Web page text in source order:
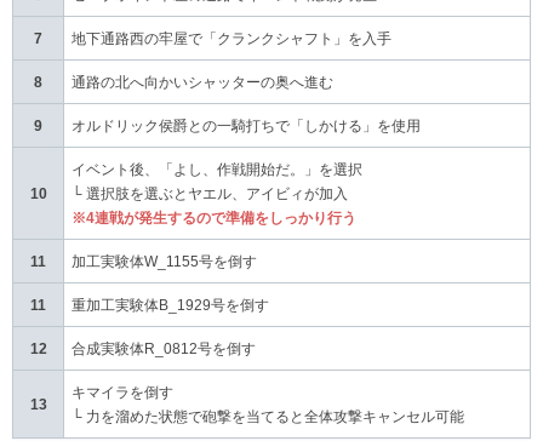
7 地下通路西の牢屋で「クランクシャフト」を入手
8 通路の北へ向かいシャッターの奥へ進む
9 オルドリック侯爵との一騎打ちで「しかける」を使用
10
イベント後、「よし、作戦開始だ。」を選択
└ 選択肢を選ぶとヤエル、アイビィが加入
※4連戦が発生するので準備をしっかり行う
11 加工実験体W_1155号を倒す
11 重加工実験体B_1929号を倒す
12 合成実験体R_0812号を倒す
13
キマイラを倒す
└ 力を溜めた状態で砲撃を当てると全体攻撃キャンセル可能